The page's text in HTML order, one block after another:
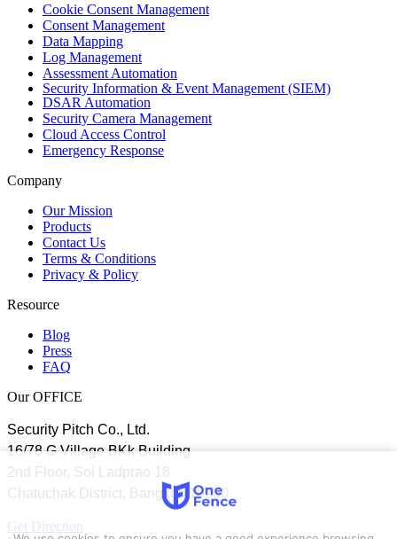
Cookie Consent Management
Consent Management
Data Mapping
Log Management
Assessment Automation
Security Information & Event Management (SIEM)
DSAR Automation
Security Camera Management
Cloud Access Control
Emergency Response
Company
Our Mission
Products
Contact Us
Terms & Conditions
Privacy & Policy
Resource
Blog
Press
FAQ
Our OFFICE
Security Pitch Co., Ltd.
16/78 G Village BKk Building
2nd Floor, Soi Ladprao 18
Chatuchak District, Bangkok 10900
Get Direction